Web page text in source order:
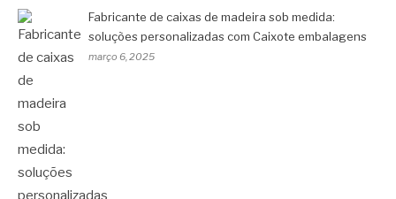
Fabricante de caixas de madeira sob medida:
soluções personalizadas com Caixote embalagens
março 6, 2025